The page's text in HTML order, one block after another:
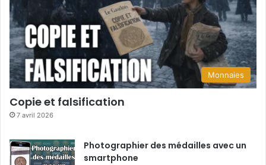
Monnaies
Copie et falsification
7 avril 2026
Photographier des médailles avec un
smartphone